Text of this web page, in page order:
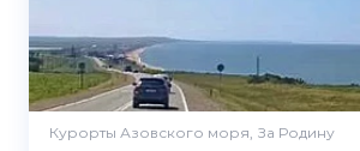
Курорты Азовского моря, За Родину